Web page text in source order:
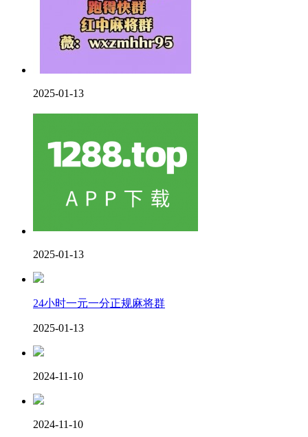
2025-01-13
2025-01-13
24小时一元一分正规麻将群
2025-01-13
2024-11-10
2024-11-10